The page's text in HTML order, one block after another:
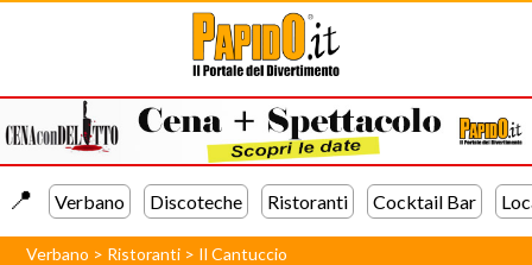
📍️ Verbano Discoteche Ristoranti Cocktail Bar
Verbano > Ristoranti > Il Cantuccio